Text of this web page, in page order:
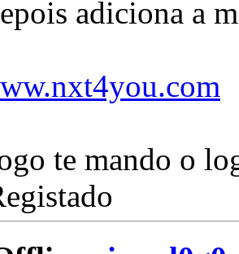
adiciona a
te mando o